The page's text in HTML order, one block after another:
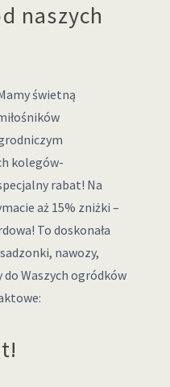
naszych
świetną
kolegów-
rabat! Na
aż 15% zniżki –
To doskonała
nawozy,
Waszych ogródków